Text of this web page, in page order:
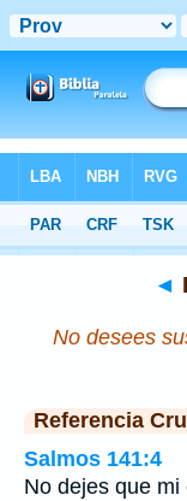
>Proverbios Capítulo 23 > Verso 3
◄
No desees
Referencia
Salmos 141:4
No dejes que